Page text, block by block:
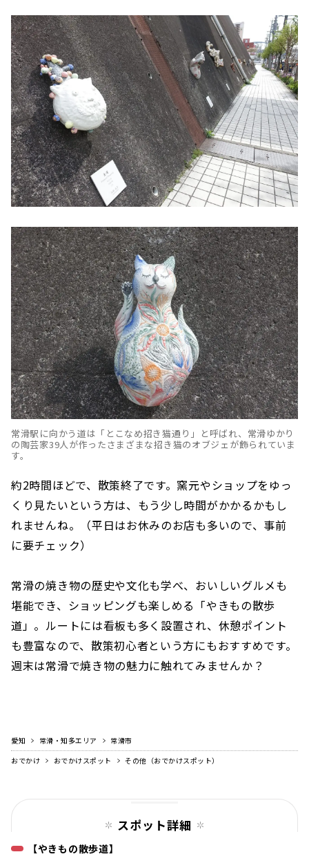
常滑駅に向かう道は「とこなめ招き猫通り」と呼ばれ、常滑ゆかり
の陶芸家39人が作ったさまざまな招き猫のオブジェが飾られていま
す。
約2時間ほどで、散策終了です。窯元やショップをゆっ
くり見たいという方は、もう少し時間がかかるかもし
れませんね。（平日はお休みのお店も多いので、事前
に要チェック）
常滑の焼き物の歴史や文化も学べ、おいしいグルメも
堪能でき、ショッピングも楽しめる「やきもの散歩
道」。ルートには看板も多く設置され、休憩ポイント
も豊富なので、散策初心者という方にもおすすめです。
週末は常滑で焼き物の魅力に触れてみませんか？
愛知 常滑・知多エリア
常滑市
おでかけ
おでかけスポット その他（おでかけスポット）
スポット詳細
【やきもの散歩道】